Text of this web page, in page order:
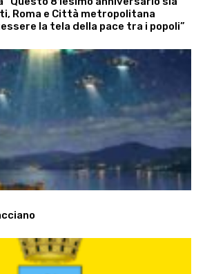
Roma e Città metropolitana
la tela della pace tra i popoli”